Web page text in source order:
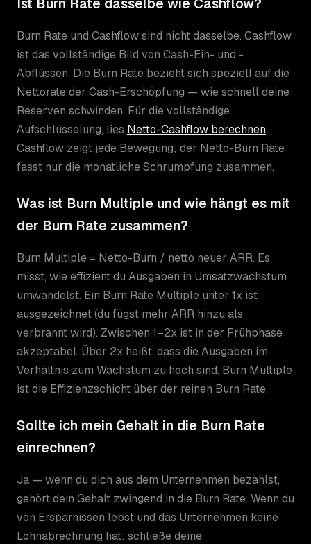
Ist Burn Rate dasselbe wie Cashflow?
Burn Rate und Cashflow sind nicht dasselbe. Cashflow
ist das vollständige Bild von Cash-Ein- und -
Abflüssen. Die Burn Rate bezieht sich speziell auf die
Nettorate der Cash-Erschöpfung — wie schnell deine
Reserven schwinden. Für die vollständige
Aufschlüsselung, lies Netto-Cashflow berechnen.
Cashflow zeigt jede Bewegung; der Netto-Burn Rate
fasst nur die monatliche Schrumpfung zusammen.
Was ist Burn Multiple und wie hängt es mit
der Burn Rate zusammen?
Burn Multiple = Netto-Burn / netto neuer ARR. Es
misst, wie effizient du Ausgaben in Umsatzwachstum
umwandelst. Ein Burn Rate Multiple unter 1x ist
ausgezeichnet (du fügst mehr ARR hinzu als
verbrannt wird). Zwischen 1–2x ist in der Frühphase
akzeptabel. Über 2x heißt, dass die Ausgaben im
Verhältnis zum Wachstum zu hoch sind. Burn Multiple
ist die Effizienzschicht über der reinen Burn Rate.
Sollte ich mein Gehalt in die Burn Rate
einrechnen?
Ja — wenn du dich aus dem Unternehmen bezahlst,
gehört dein Gehalt zwingend in die Burn Rate. Wenn du
von Ersparnissen lebst und das Unternehmen keine
Lohnabrechnung hat: schließe deine